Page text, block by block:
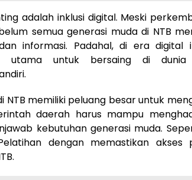
adalah inklusi digital. Meski
semua generasi muda di NTB
informasi. Padahal, di era digital
utama untuk bersaing di dunia
NTB memiliki peluang besar untuk
daerah harus mampu
kebutuhan generasi muda.
dengan memastikan akses